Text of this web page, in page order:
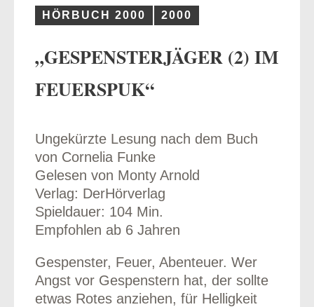
HÖRBUCH 2000 2000
„GESPENSTERJÄGER (2) IM
FEUERSPUK“
Ungekürzte Lesung nach dem Buch
von Cornelia Funke
Gelesen von Monty Arnold
Verlag: DerHörverlag
Spieldauer: 104 Min.
Empfohlen ab 6 Jahren
Gespenster, Feuer, Abenteuer. Wer
Angst vor Gespenstern hat, der sollte
etwas Rotes anziehen, für Helligkeit